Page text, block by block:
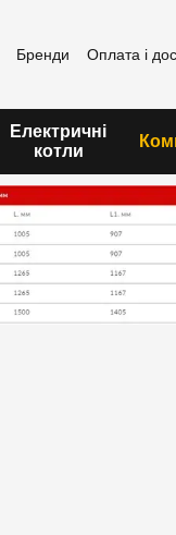
Бренди Оплата і
Електричні
котли